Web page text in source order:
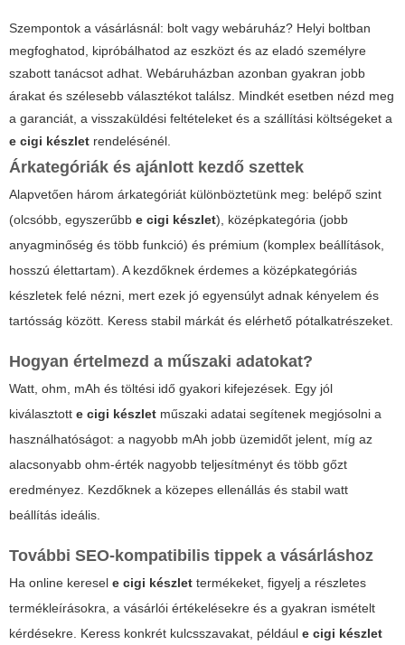
Szempontok a vásárlásnál: bolt vagy webáruház? Helyi boltban
megfoghatod, kipróbálhatod az eszközt és az eladó személyre
szabott tanácsot adhat. Webáruházban azonban gyakran jobb
árakat és szélesebb választékot találsz. Mindkét esetben nézd meg
a garanciát, a visszaküldési feltételeket és a szállítási költségeket a
e cigi készlet rendelésénél.
Árkategóriák és ajánlott kezdő szettek
Alapvetően három árkategóriát különböztetünk meg: belépő szint
(olcsóbb, egyszerűbb e cigi készlet), középkategória (jobb
anyagminőség és több funkció) és prémium (komplex beállítások,
hosszú élettartam). A kezdőknek érdemes a középkategóriás
készletek felé nézni, mert ezek jó egyensúlyt adnak kényelem és
tartósság között. Keress stabil márkát és elérhető pótalkatrészeket.
Hogyan értelmezd a műszaki adatokat?
Watt, ohm, mAh és töltési idő gyakori kifejezések. Egy jól
kiválasztott e cigi készlet műszaki adatai segítenek megjósolni a
használhatóságot: a nagyobb mAh jobb üzemidőt jelent, míg az
alacsonyabb ohm-érték nagyobb teljesítményt és több gőzt
eredményez. Kezdőknek a közepes ellenállás és stabil watt
beállítás ideális.
További SEO-kompatibilis tippek a vásárláshoz
Ha online keresel e cigi készlet termékeket, figyelj a részletes
termékleírásokra, a vásárlói értékelésekre és a gyakran ismételt
kérdésekre. Keress konkrét kulcsszavakat, például e cigi készlet